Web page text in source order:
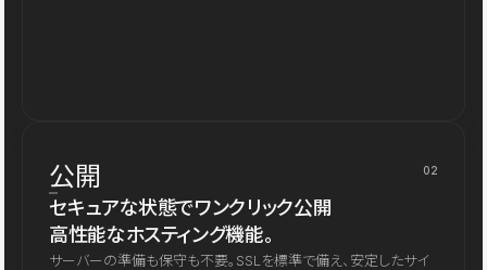
公開 02
セキュアな状態でワンクリック公開
高性能なホスティング機能。
サーバーの準備も保守も不要。SSLを標準で備え、安定したサイ